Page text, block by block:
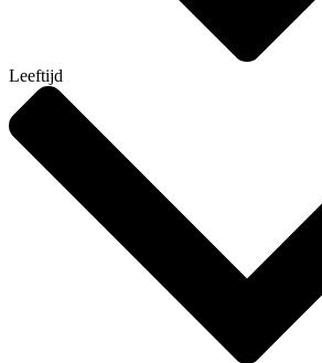
Leeftijd